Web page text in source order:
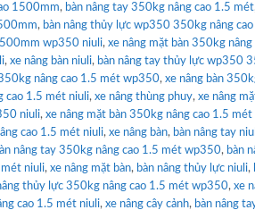
1500mm, bàn nâng tay 350kg nâng cao 1.5 mét
, bàn nâng thủy lực wp350 350kg nâng
wp350 niuli, xe nâng mặt bàn 350kg
, xe nâng bàn niuli, bàn nâng tay thủy lực wp350
nâng cao 1.5 mét wp350, xe nâng bàn
cao 1.5 mét niuli, xe nâng thùng phuy, xe nâng
niuli, xe nâng mặt bàn 350kg nâng cao 1.5
cao 1.5 mét niuli, xe nâng bàn, bàn nâng tay
nâng tay 350kg nâng cao 1.5 mét wp350, bàn
mét niuli, xe nâng mặt bàn, bàn nâng thủy lực niuli,
thủy lực 350kg nâng cao 1.5 mét wp350, xe
cao 1.5 mét niuli, xe nâng cây cảnh, bàn nâng